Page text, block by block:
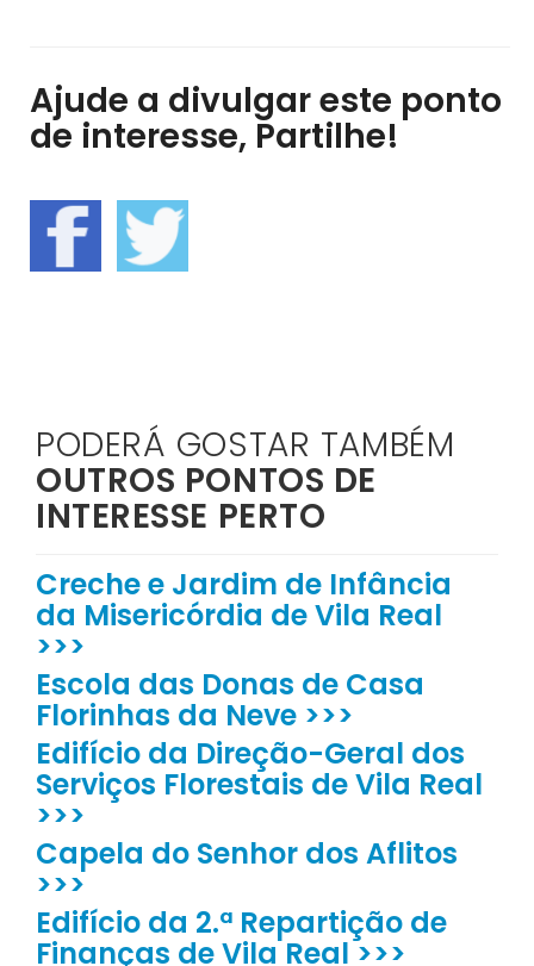
Ajude a divulgar este ponto
de interesse, Partilhe!
PODERÁ GOSTAR TAMBÉM
OUTROS PONTOS DE
INTERESSE PERTO
Creche e Jardim de Infância
da Misericórdia de Vila Real
>>>
Escola das Donas de Casa
Florinhas da Neve >>>
Edifício da Direção-Geral dos
Serviços Florestais de Vila Real
>>>
Capela do Senhor dos Aflitos
>>>
Edifício da 2.ª Repartição de
Finanças de Vila Real >>>